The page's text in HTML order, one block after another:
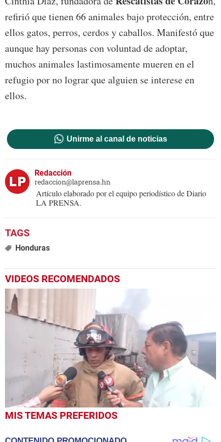
refirió que tienen 66 animales bajo protección, entre
ellos gatos, perros, cerdos y caballos. Manifestó que
aunque hay personas con voluntad de adoptar,
muchos animales lastimosamente mueren en el
refugio por no lograr que alguien se interese en
ellos.
Unirme al canal de noticias
Redacción
redaccion@laprensa.hn
Artículo elaborado por el equipo periodístico de Diario
LA PRENSA.
Honduras
VIDEOS RECOMENDADOS
0
seconds
MIS TEMAS PREFERIDOS